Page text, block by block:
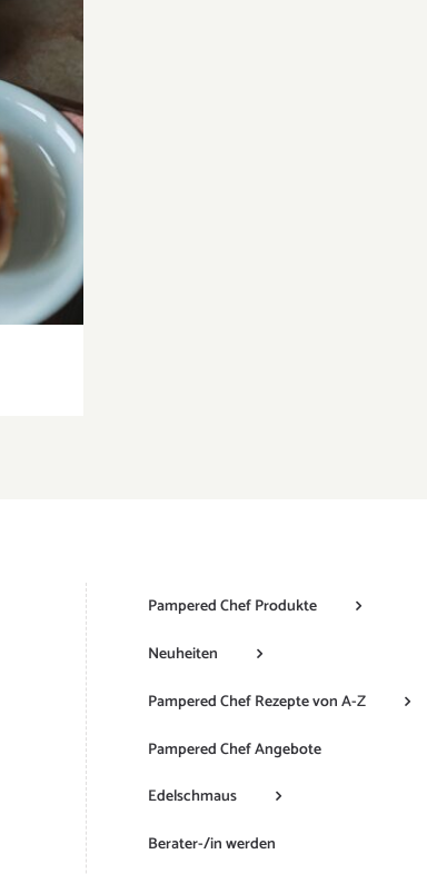
Pampered Chef Produkte
Neuheiten
Pampered Chef Rezepte von A-Z
Pampered Chef Angebote
Edelschmaus
Berater-/in werden